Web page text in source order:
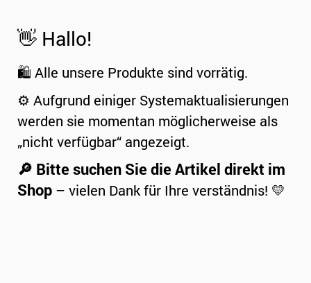
👋 Hallo!
🛍️ Alle unsere Produkte sind vorrätig.
⚙️ Aufgrund einiger Systemaktualisierungen
werden sie momentan möglicherweise als
„nicht verfügbar“ angezeigt.
🔎 Bitte suchen Sie die Artikel direkt im
Shop – vielen Dank für Ihre verständnis! 💛